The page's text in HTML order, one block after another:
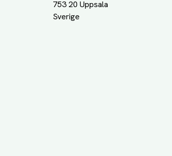
753 20 Uppsala